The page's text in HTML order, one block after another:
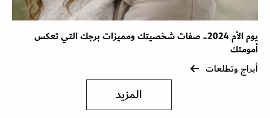
يوم الأم 2024.. صفات شخصيتك ومميزات برجك التي تعكس
أمومتك
أبراج وتطلعات
المزيد